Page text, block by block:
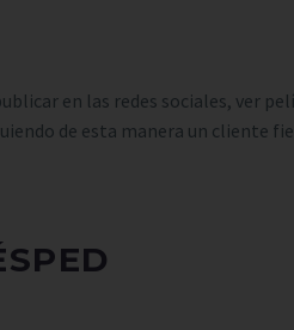
en las redes sociales, ver
de esta manera un cliente